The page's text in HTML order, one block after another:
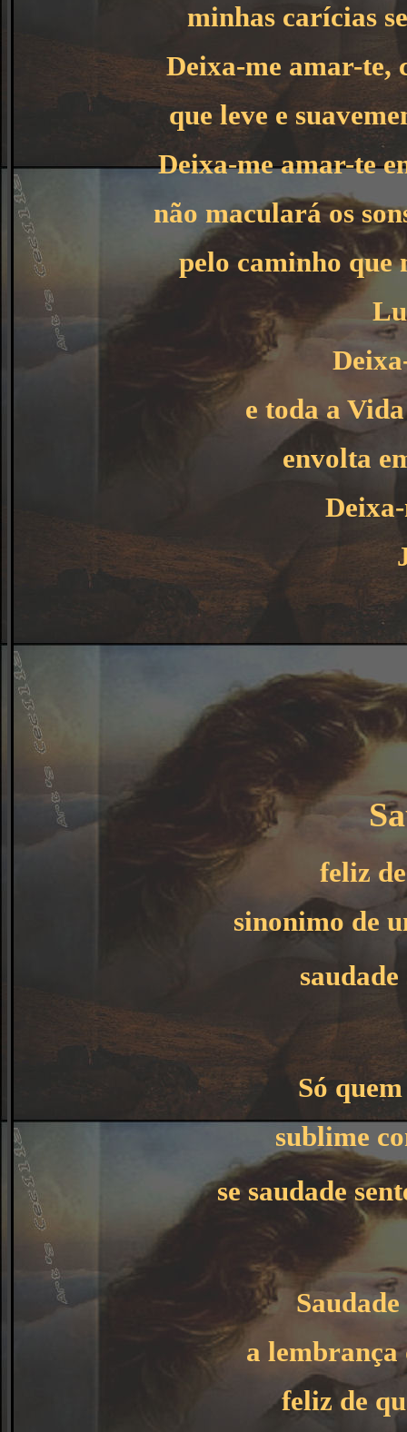
minhas carícias
Deixa-me amar-te,
que leve e
Deixa-me amar-te
não maculará os
pelo caminho que
e toda a
envolta
feliz
sinonimo de
Só
sublime
se saudade
a
feliz de